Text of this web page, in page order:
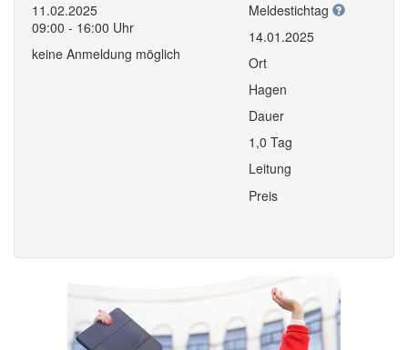
11.02.2025
09:00 - 16:00 Uhr
keine Anmeldung möglich
Meldestichtag
14.01.2025
Ort
Hagen
Dauer
1,0 Tag
Leitung
Preis